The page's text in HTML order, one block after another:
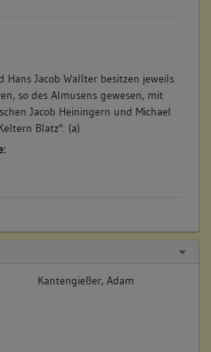
Hans Jacob Wallter besitzen jeweils
so des Almusens gewesen, mit
Jacob Heiningern und Michael
Blatz". (a)
Vater Hans Georg Schleicher
Kantengießer und aus dem
Wallter. Heinrich Schleicher
an den Weingärtner Gotthard
unten in der Stadt, zwischen
Jerg Schäfern". (a)
Kantengießer, Adam